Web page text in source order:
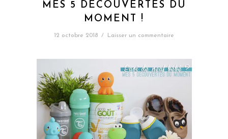
MES 5 DÉCOUVERTES DU
MOMENT !
12 octobre 2018 / Laisser un commentaire